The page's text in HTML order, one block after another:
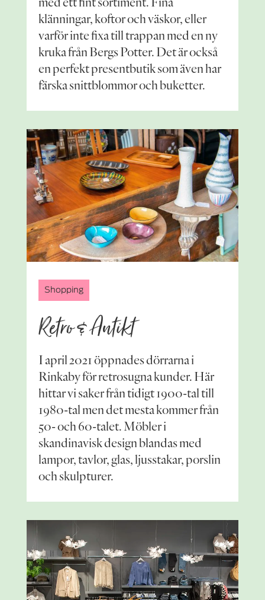
klänningar, koftor och väskor, eller
varför inte fixa till trappan med en ny
kruka från Bergs Potter. Det är också
en perfekt presentbutik som även har
färska snittblommor och buketter.
Shopping
Retro & Antikt
I april 2021 öppnades dörrarna i
Rinkaby för retrosugna kunder. Här
hittar vi saker från tidigt 1900-tal till
1980-tal men det mesta kommer från
50- och 60-talet. Möbler i
skandinavisk design blandas med
lampor, tavlor, glas, ljusstakar, porslin
och skulpturer.